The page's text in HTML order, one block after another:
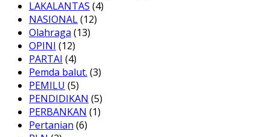
LAKALANTAS (4)
NASIONAL(12)
Olahraga (13)
OPINI (12)
PARTAI (4)
Pemda balut. (3)
PEMILU (5)
PENDIDIKAN (5)
PERBANKAN (1)
Pertanian (6)